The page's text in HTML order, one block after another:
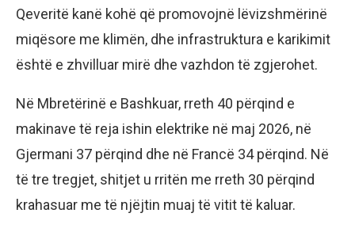
Qeveritë kanë kohë që promovojnë lëvizshmërinë
miqësore me klimën, dhe infrastruktura e karikimit
është e zhvilluar mirë dhe vazhdon të zgjerohet.
Në Mbretërinë e Bashkuar, rreth 40 përqind e
makinave të reja ishin elektrike në maj 2026, në
Gjermani 37 përqind dhe në Francë 34 përqind. Në
të tre tregjet, shitjet u rritën me rreth 30 përqind
krahasuar me të njëjtin muaj të vitit të kaluar.